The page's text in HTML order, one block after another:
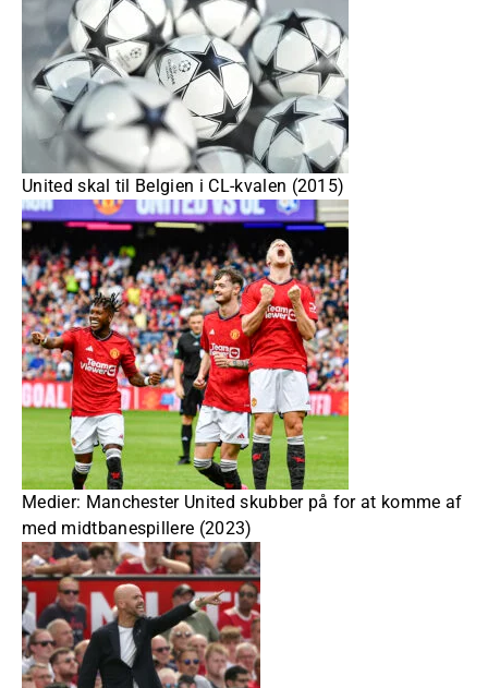
United skal til Belgien i CL-kvalen (2015)
Medier: Manchester United skubber på for at komme af
med midtbanespillere (2023)